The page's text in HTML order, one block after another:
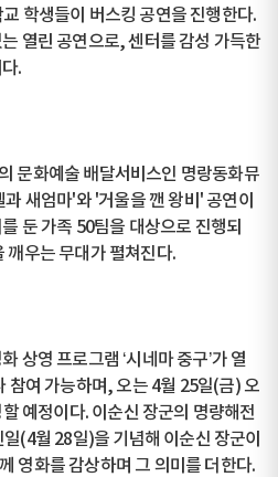
학생들이 버스킹 공연을 진행한다.
열린 공연으로, 센터를 감성 가득한
.
문화예술 배달서비스인 명랑동화뮤
새엄마'와 '거울을 깬 왕비' 공연이
둔 가족 50팀을 대상으로 진행되
깨우는 무대가 펼쳐진다.
상영 프로그램 ‘시네마 중구’가 열
참여 가능하며, 오는 4월 25일(금) 오
예정이다. 이순신 장군의 명량해전
(4월 28일)을 기념해 이순신 장군이
영화를 감상하며 그 의미를 더한다.